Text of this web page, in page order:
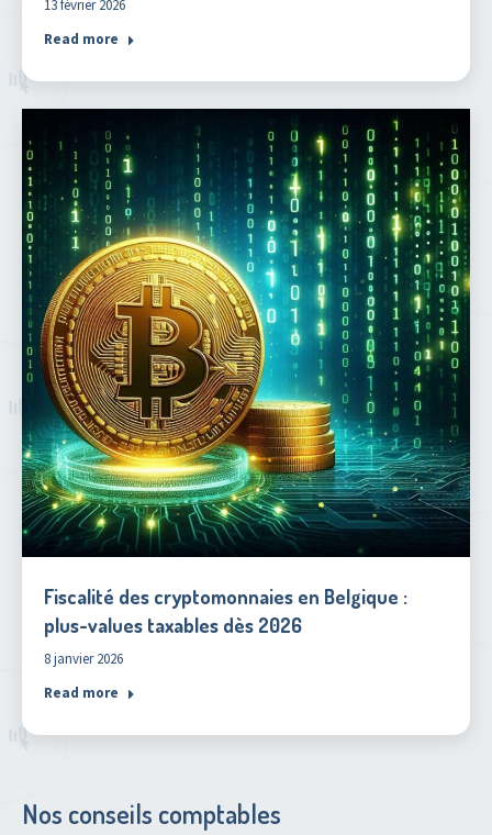
13 février 2026
Read more
Fiscalité des cryptomonnaies en Belgique :
plus-values taxables dès 2026
8 janvier 2026
Read more
Nos conseils comptables